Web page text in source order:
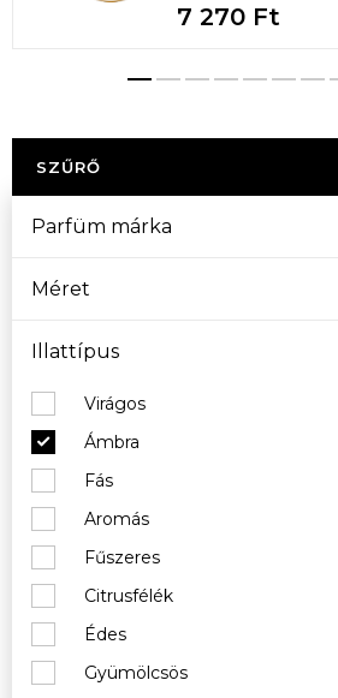
7 270 Ft
SZŰRŐ
Parfüm márka
Méret
Illattípus
Virágos
Ámbra
Fás
Aromás
Fűszeres
Citrusfélék
Édes
Gyümölcsös